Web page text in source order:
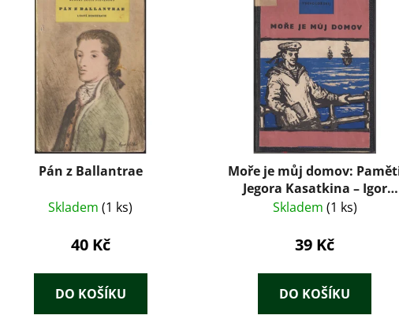
Pán z Ballantrae
Skladem(1 ks)
40 Kč
DO KOŠÍKU
Moře je můj domov:
Jegora Kasatkina – Igor
Vsevoložskij (1960)
Skladem (1 ks)
39 Kč
DO KOŠÍKU